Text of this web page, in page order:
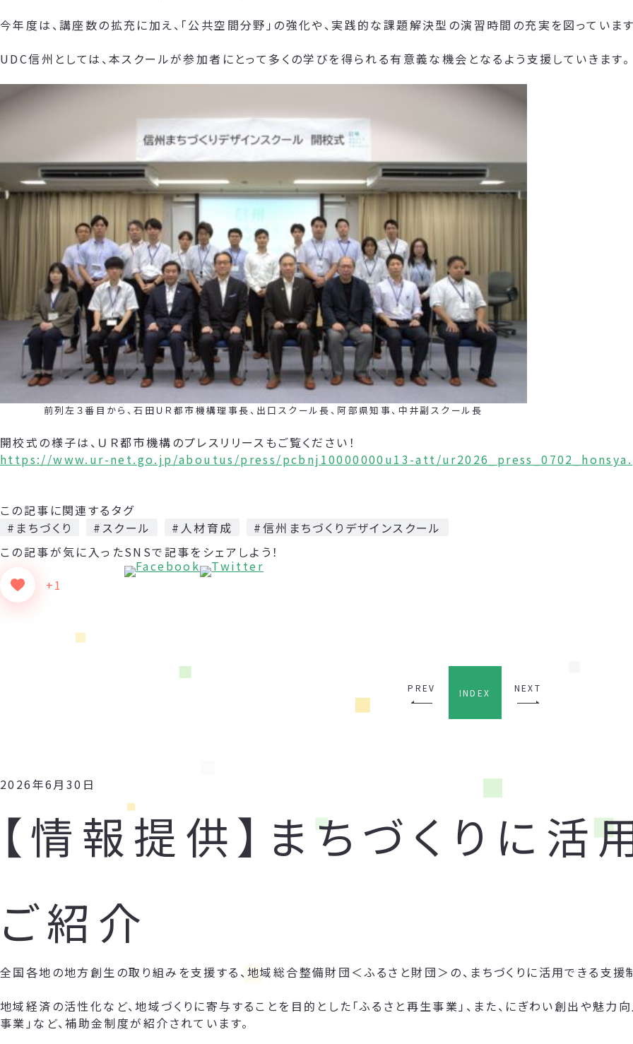
今年度は、講座数の拡充に加え、「公共空間分野」の強化や、実践的な課題解決型の演習時間の充実を図っています
UDC信州としては、本スクールが参加者にとって多くの学びを得られる有意義な機会となるよう支援していきます。
前列左３番目から、石田ＵＲ都市機構理事長、出口スクール長、阿部県知事、中井副スクール長
開校式の様子は、ＵＲ都市機構のプレスリリースもご覧ください！
https://www.ur-net.go.jp/aboutus/press/pcbnj10000000u13-att/
この記事に関連するタグ
#まちづくり
#スクール #人材育成
#信州まちづくりデザインスクール
この記事が気に入った
+1
SNSで記事をシェアしよう！
PREV INDEX NEXT
2026年6月30日
【情報提供】まちづくりに活
ご紹介
全国各地の地方創生の取り組みを支援する、地域総合整備財団＜ふるさと財団＞の、まちづくりに活用できる支援
地域経済の活性化など、地域づくりに寄与することを目的とした「ふるさと再生事業」、また、にぎわい創出や魅
事業」など、補助金制度が紹介されています。